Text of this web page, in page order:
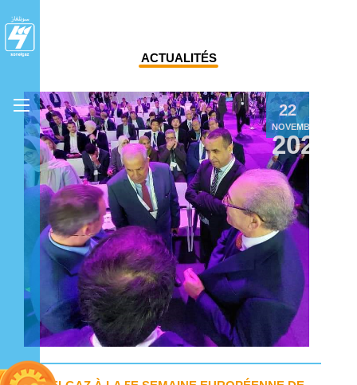
ACTUALITÉS
22
NOVEMBRE
2024